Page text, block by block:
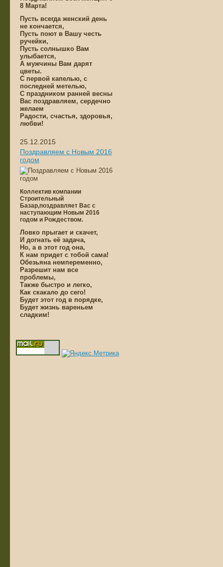
8 Марта!
Пусть всегда женский день
не кончается,
Пусть поют в Вашу честь
ручейки,
Пусть солнышко Вам
улыбается,
А мужчины Вам дарят
цветы.
С первой капелью, с
последней метелью,
С праздником ранней весны
Вас поздравляем, сердечно
желаем
Радости, счастья, здоровья,
любви!
25.12.2015
Поздравляем с Новым 2016
годом
Коллектив компании
Строительный
Базар,поздравляет Вас с
наступающим Новым 2016
годом и Рождеством.
Ловко прыгает и скачет,
И догнать её задача,
Но, а в этот год она,
К нам придет с тобой сама!
Обезьяна немпеременно,
Разрешит нам все
проблемы,
Также быстро и легко,
Как скакало до сего!
Будет этот год в порядке,
Будет жизнь вареньем
сладким!